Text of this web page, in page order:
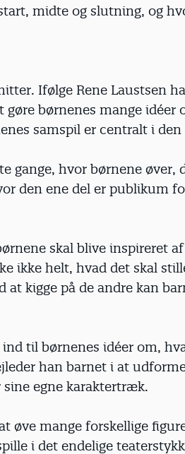
midte og slutning, og
Ifølge Rene Laustsen
gøre børnenes mange
samspil er centralt i
gange, hvor børnene øver,
den ene del er publikum
skal blive inspireret
ikke helt, hvad det skal
at kigge på de andre kan
ind til børnenes idéer om,
han barnet i at
sine egne karaktertræk.
øve mange forskellige
i det endelige